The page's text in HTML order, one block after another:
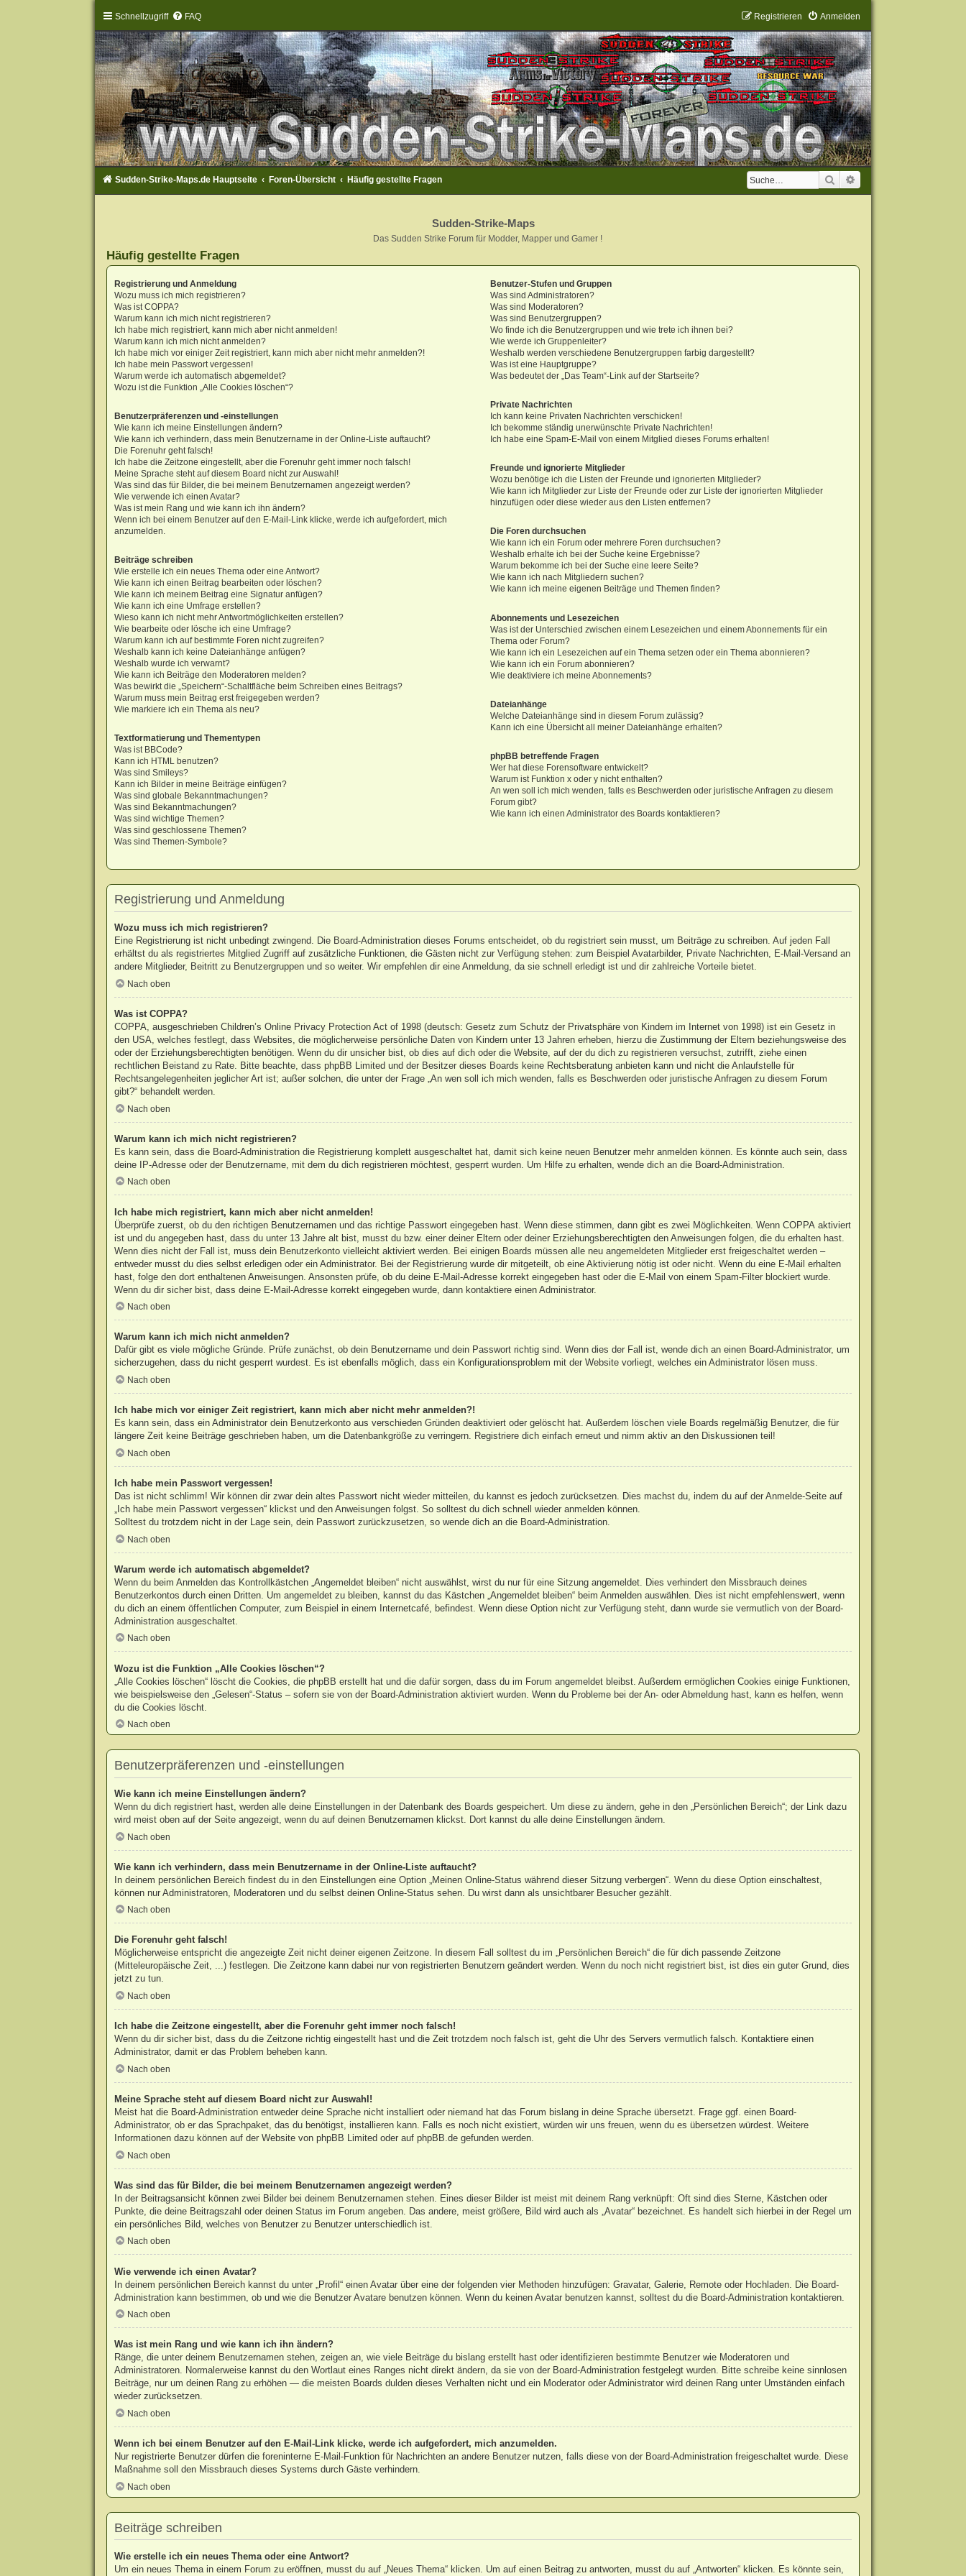
Schnellzugriff FAQ Anmelden
Registrieren
Suche
Sudden-Strike-Maps.de Hauptseite Foren-Übersicht Häufig gestellte Fragen
Sudden-Strike-Maps
Das Sudden Strike Forum für Modder, Mapper und Gamer !
Häufig gestellte Fragen
Registrierung und Anmeldung
Wozu muss ich mich registrieren?
Was ist COPPA?
Warum kann ich mich nicht registrieren?
Ich habe mich registriert, kann mich aber nicht anmelden!
Warum kann ich mich nicht anmelden?
Ich habe mich vor einiger Zeit registriert, kann mich aber nicht mehr anmelden?!
Ich habe mein Passwort vergessen!
Warum werde ich automatisch abgemeldet?
Wozu ist die Funktion „Alle Cookies löschen“?
Benutzerpräferenzen und -einstellungen
Wie kann ich meine Einstellungen ändern?
Wie kann ich verhindern, dass mein Benutzername in der Online-Liste auftaucht?
Die Forenuhr geht falsch!
Ich habe die Zeitzone eingestellt, aber die Forenuhr geht immer noch falsch!
Meine Sprache steht auf diesem Board nicht zur Auswahl!
Was sind das für Bilder, die bei meinem Benutzernamen angezeigt werden?
Wie verwende ich einen Avatar?
Was ist mein Rang und wie kann ich ihn ändern?
Wenn ich bei einem Benutzer auf den E-Mail-Link klicke, werde ich aufgefordert, mich
anzumelden.
Beiträge schreiben
Wie erstelle ich ein neues Thema oder eine Antwort?
Wie kann ich einen Beitrag bearbeiten oder löschen?
Wie kann ich meinem Beitrag eine Signatur anfügen?
Wie kann ich eine Umfrage erstellen?
Wieso kann ich nicht mehr Antwortmöglichkeiten erstellen?
Wie bearbeite oder lösche ich eine Umfrage?
Warum kann ich auf bestimmte Foren nicht zugreifen?
Weshalb kann ich keine Dateianhänge anfügen?
Weshalb wurde ich verwarnt?
Wie kann ich Beiträge den Moderatoren melden?
Was bewirkt die „Speichern“-Schaltfläche beim Schreiben eines Beitrags?
Warum muss mein Beitrag erst freigegeben werden?
Wie markiere ich ein Thema als neu?
Textformatierung und Thementypen
Was ist BBCode?
Kann ich HTML benutzen?
Was sind Smileys?
Kann ich Bilder in meine Beiträge einfügen?
Was sind globale Bekanntmachungen?
Was sind Bekanntmachungen?
Was sind wichtige Themen?
Was sind geschlossene Themen?
Was sind Themen-Symbole?
Benutzer-Stufen und Gruppen
Was sind Administratoren?
Was sind Moderatoren?
Was sind Benutzergruppen?
Wo finde ich die Benutzergruppen und wie trete ich ihnen bei?
Wie werde ich Gruppenleiter?
Weshalb werden verschiedene Benutzergruppen farbig dargestellt?
Was ist eine Hauptgruppe?
Was bedeutet der „Das Team“-Link auf der Startseite?
Private Nachrichten
Ich kann keine Privaten Nachrichten verschicken!
Ich bekomme ständig unerwünschte Private Nachrichten!
Ich habe eine Spam-E-Mail von einem Mitglied dieses Forums erhalten!
Freunde und ignorierte Mitglieder
Wozu benötige ich die Listen der Freunde und ignorierten Mitglieder?
Wie kann ich Mitglieder zur Liste der Freunde oder zur Liste der ignorierten Mitglieder
hinzufügen oder diese wieder aus den Listen entfernen?
Die Foren durchsuchen
Wie kann ich ein Forum oder mehrere Foren durchsuchen?
Weshalb erhalte ich bei der Suche keine Ergebnisse?
Warum bekomme ich bei der Suche eine leere Seite?
Wie kann ich nach Mitgliedern suchen?
Wie kann ich meine eigenen Beiträge und Themen finden?
Abonnements und Lesezeichen
Was ist der Unterschied zwischen einem Lesezeichen und einem Abonnements für ein
Thema oder Forum?
Wie kann ich ein Lesezeichen auf ein Thema setzen oder ein Thema abonnieren?
Wie kann ich ein Forum abonnieren?
Wie deaktiviere ich meine Abonnements?
Dateianhänge
Welche Dateianhänge sind in diesem Forum zulässig?
Kann ich eine Übersicht all meiner Dateianhänge erhalten?
phpBB betreffende Fragen
Wer hat diese Forensoftware entwickelt?
Warum ist Funktion x oder y nicht enthalten?
An wen soll ich mich wenden, falls es Beschwerden oder juristische Anfragen zu diesem
Forum gibt?
Wie kann ich einen Administrator des Boards kontaktieren?
Registrierung und Anmeldung
Wozu muss ich mich registrieren?
Eine Registrierung ist nicht unbedingt zwingend. Die Board-Administration dieses Forums entscheidet, ob du registriert sein musst, um Beiträge zu schreiben. Auf jeden Fall
erhältst du als registriertes Mitglied Zugriff auf zusätzliche Funktionen, die Gästen nicht zur Verfügung stehen: zum Beispiel Avatarbilder, Private Nachrichten, E-Mail-Versand an
andere Mitglieder, Beitritt zu Benutzergruppen und so weiter. Wir empfehlen dir eine Anmeldung, da sie schnell erledigt ist und dir zahlreiche Vorteile bietet.
Nach oben
Was ist COPPA?
COPPA, ausgeschrieben Children’s Online Privacy Protection Act of 1998 (deutsch: Gesetz zum Schutz der Privatsphäre von Kindern im Internet von 1998) ist ein Gesetz in
den USA, welches festlegt, dass Websites, die möglicherweise persönliche Daten von Kindern unter 13 Jahren erheben, hierzu die Zustimmung der Eltern beziehungsweise des
oder der Erziehungsberechtigten benötigen. Wenn du dir unsicher bist, ob dies auf dich oder die Website, auf der du dich zu registrieren versuchst, zutrifft, ziehe einen
rechtlichen Beistand zu Rate. Bitte beachte, dass phpBB Limited und der Besitzer dieses Boards keine Rechtsberatung anbieten kann und nicht die Anlaufstelle für
Rechtsangelegenheiten jeglicher Art ist; außer solchen, die unter der Frage „An wen soll ich mich wenden, falls es Beschwerden oder juristische Anfragen zu diesem Forum
gibt?“ behandelt werden.
Nach oben
Warum kann ich mich nicht registrieren?
Es kann sein, dass die Board-Administration die Registrierung komplett ausgeschaltet hat, damit sich keine neuen Benutzer mehr anmelden können. Es könnte auch sein, dass
deine IP-Adresse oder der Benutzername, mit dem du dich registrieren möchtest, gesperrt wurden. Um Hilfe zu erhalten, wende dich an die Board-Administration.
Nach oben
Ich habe mich registriert, kann mich aber nicht anmelden!
Überprüfe zuerst, ob du den richtigen Benutzernamen und das richtige Passwort eingegeben hast. Wenn diese stimmen, dann gibt es zwei Möglichkeiten. Wenn COPPA aktiviert
ist und du angegeben hast, dass du unter 13 Jahre alt bist, musst du bzw. einer deiner Eltern oder deiner Erziehungsberechtigten den Anweisungen folgen, die du erhalten hast.
Wenn dies nicht der Fall ist, muss dein Benutzerkonto vielleicht aktiviert werden. Bei einigen Boards müssen alle neu angemeldeten Mitglieder erst freigeschaltet werden –
entweder musst du dies selbst erledigen oder ein Administrator. Bei der Registrierung wurde dir mitgeteilt, ob eine Aktivierung nötig ist oder nicht. Wenn du eine E-Mail erhalten
hast, folge den dort enthaltenen Anweisungen. Ansonsten prüfe, ob du deine E-Mail-Adresse korrekt eingegeben hast oder die E-Mail von einem Spam-Filter blockiert wurde.
Wenn du dir sicher bist, dass deine E-Mail-Adresse korrekt eingegeben wurde, dann kontaktiere einen Administrator.
Nach oben
Warum kann ich mich nicht anmelden?
Dafür gibt es viele mögliche Gründe. Prüfe zunächst, ob dein Benutzername und dein Passwort richtig sind. Wenn dies der Fall ist, wende dich an einen Board-Administrator, um
sicherzugehen, dass du nicht gesperrt wurdest. Es ist ebenfalls möglich, dass ein Konfigurationsproblem mit der Website vorliegt, welches ein Administrator lösen muss.
Nach oben
Ich habe mich vor einiger Zeit registriert, kann mich aber nicht mehr anmelden?!
Es kann sein, dass ein Administrator dein Benutzerkonto aus verschieden Gründen deaktiviert oder gelöscht hat. Außerdem löschen viele Boards regelmäßig Benutzer, die für
längere Zeit keine Beiträge geschrieben haben, um die Datenbankgröße zu verringern. Registriere dich einfach erneut und nimm aktiv an den Diskussionen teil!
Nach oben
Ich habe mein Passwort vergessen!
Das ist nicht schlimm! Wir können dir zwar dein altes Passwort nicht wieder mitteilen, du kannst es jedoch zurücksetzen. Dies machst du, indem du auf der Anmelde-Seite auf
„Ich habe mein Passwort vergessen“ klickst und den Anweisungen folgst. So solltest du dich schnell wieder anmelden können.
Solltest du trotzdem nicht in der Lage sein, dein Passwort zurückzusetzen, so wende dich an die Board-Administration.
Nach oben
Warum werde ich automatisch abgemeldet?
Wenn du beim Anmelden das Kontrollkästchen „Angemeldet bleiben“ nicht auswählst, wirst du nur für eine Sitzung angemeldet. Dies verhindert den Missbrauch deines
Benutzerkontos durch einen Dritten. Um angemeldet zu bleiben, kannst du das Kästchen „Angemeldet bleiben“ beim Anmelden auswählen. Dies ist nicht empfehlenswert, wenn
du dich an einem öffentlichen Computer, zum Beispiel in einem Internetcafé, befindest. Wenn diese Option nicht zur Verfügung steht, dann wurde sie vermutlich von der Board-
Administration ausgeschaltet.
Nach oben
Wozu ist die Funktion „Alle Cookies löschen“?
„Alle Cookies löschen“ löscht die Cookies, die phpBB erstellt hat und die dafür sorgen, dass du im Forum angemeldet bleibst. Außerdem ermöglichen Cookies einige Funktionen,
wie beispielsweise den „Gelesen“-Status – sofern sie von der Board-Administration aktiviert wurden. Wenn du Probleme bei der An- oder Abmeldung hast, kann es helfen, wenn
du die Cookies löscht.
Nach oben
Benutzerpräferenzen und -einstellungen
Wie kann ich meine Einstellungen ändern?
Wenn du dich registriert hast, werden alle deine Einstellungen in der Datenbank des Boards gespeichert. Um diese zu ändern, gehe in den „Persönlichen Bereich“; der Link dazu
wird meist oben auf der Seite angezeigt, wenn du auf deinen Benutzernamen klickst. Dort kannst du alle deine Einstellungen ändern.
Nach oben
Wie kann ich verhindern, dass mein Benutzername in der Online-Liste auftaucht?
In deinem persönlichen Bereich findest du in den Einstellungen eine Option „Meinen Online-Status während dieser Sitzung verbergen“. Wenn du diese Option einschaltest,
können nur Administratoren, Moderatoren und du selbst deinen Online-Status sehen. Du wirst dann als unsichtbarer Besucher gezählt.
Nach oben
Die Forenuhr geht falsch!
Möglicherweise entspricht die angezeigte Zeit nicht deiner eigenen Zeitzone. In diesem Fall solltest du im „Persönlichen Bereich“ die für dich passende Zeitzone
(Mitteleuropäische Zeit, ...) festlegen. Die Zeitzone kann dabei nur von registrierten Benutzern geändert werden. Wenn du noch nicht registriert bist, ist dies ein guter Grund, dies
jetzt zu tun.
Nach oben
Ich habe die Zeitzone eingestellt, aber die Forenuhr geht immer noch falsch!
Wenn du dir sicher bist, dass du die Zeitzone richtig eingestellt hast und die Zeit trotzdem noch falsch ist, geht die Uhr des Servers vermutlich falsch. Kontaktiere einen
Administrator, damit er das Problem beheben kann.
Nach oben
Meine Sprache steht auf diesem Board nicht zur Auswahl!
Meist hat die Board-Administration entweder deine Sprache nicht installiert oder niemand hat das Forum bislang in deine Sprache übersetzt. Frage ggf. einen Board-
Administrator, ob er das Sprachpaket, das du benötigst, installieren kann. Falls es noch nicht existiert, würden wir uns freuen, wenn du es übersetzen würdest. Weitere
Informationen dazu können auf der Website von phpBB Limited oder auf phpBB.degefunden werden.
Nach oben
Was sind das für Bilder, die bei meinem Benutzernamen angezeigt werden?
In der Beitragsansicht können zwei Bilder bei deinem Benutzernamen stehen. Eines dieser Bilder ist meist mit deinem Rang verknüpft: Oft sind dies Sterne, Kästchen oder
Punkte, die deine Beitragszahl oder deinen Status im Forum angeben. Das andere, meist größere, Bild wird auch als „Avatar“ bezeichnet. Es handelt sich hierbei in der Regel um
ein persönliches Bild, welches von Benutzer zu Benutzer unterschiedlich ist.
Nach oben
Wie verwende ich einen Avatar?
In deinem persönlichen Bereich kannst du unter „Profil“ einen Avatar über eine der folgenden vier Methoden hinzufügen: Gravatar, Galerie, Remote oder Hochladen. Die Board-
Administration kann bestimmen, ob und wie die Benutzer Avatare benutzen können. Wenn du keinen Avatar benutzen kannst, solltest du die Board-Administration kontaktieren.
Nach oben
Was ist mein Rang und wie kann ich ihn ändern?
Ränge, die unter deinem Benutzernamen stehen, zeigen an, wie viele Beiträge du bislang erstellt hast oder identifizieren bestimmte Benutzer wie Moderatoren und
Administratoren. Normalerweise kannst du den Wortlaut eines Ranges nicht direkt ändern, da sie von der Board-Administration festgelegt wurden. Bitte schreibe keine sinnlosen
Beiträge, nur um deinen Rang zu erhöhen — die meisten Boards dulden dieses Verhalten nicht und ein Moderator oder Administrator wird deinen Rang unter Umständen einfach
wieder zurücksetzen.
Nach oben
Wenn ich bei einem Benutzer auf den E-Mail-Link klicke, werde ich aufgefordert, mich anzumelden.
Nur registrierte Benutzer dürfen die foreninterne E-Mail-Funktion für Nachrichten an andere Benutzer nutzen, falls diese von der Board-Administration freigeschaltet wurde. Diese
Maßnahme soll den Missbrauch dieses Systems durch Gäste verhindern.
Nach oben
Beiträge schreiben
Wie erstelle ich ein neues Thema oder eine Antwort?
Um ein neues Thema in einem Forum zu eröffnen, musst du auf „Neues Thema“ klicken. Um auf einen Beitrag zu antworten, musst du auf „Antworten“ klicken. Es könnte sein,